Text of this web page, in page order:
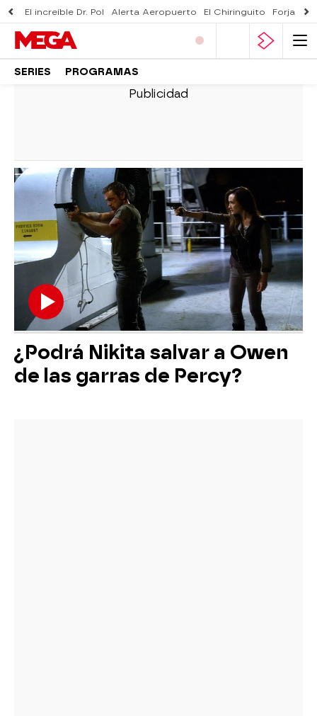
El increíble Dr. Pol Alerta Aeropuerto El Chiringuito Forjado
SERIES PROGRAMAS
¿Podrá Nikita salvar a Owen
de las garras de Percy?